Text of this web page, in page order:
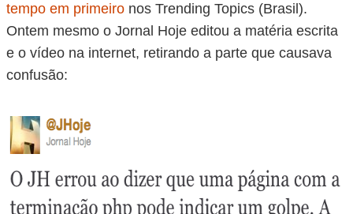
tempo em primeironos Trending Topics (Brasil).
Ontem mesmo o Jornal Hoje editou a matéria escrita
e o vídeo na internet, retirando a parte que causava
confusão: